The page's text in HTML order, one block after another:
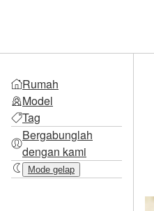
Rumah
Model
Tag
Bergabunglah
dengan kami
Mode gelap